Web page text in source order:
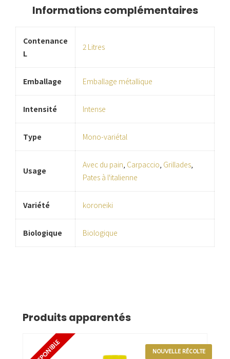
Informations complémentaires
Contenance
L
2 Litres
Emballage Emballage métallique
Intensité Intense
Type Mono-variétal
Usage
Avec du pain Carpaccio Grillades
Pates à l'italienne
Variété koroneiki
Biologique Biologique
Produits apparentés
NOUVELLE RÉCOLTE